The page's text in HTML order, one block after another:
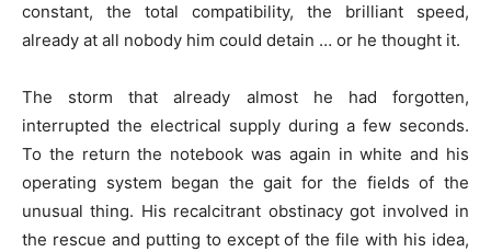
constant, the total compatibility, the brilliant speed,
already at all nobody him could detain … or he thought it.
The storm that already almost he had forgotten,
interrupted the electrical supply during a few seconds.
To the return the notebook was again in white and his
operating system began the gait for the fields of the
unusual thing. His recalcitrant obstinacy got involved in
the rescue and putting to except of the file with his idea,